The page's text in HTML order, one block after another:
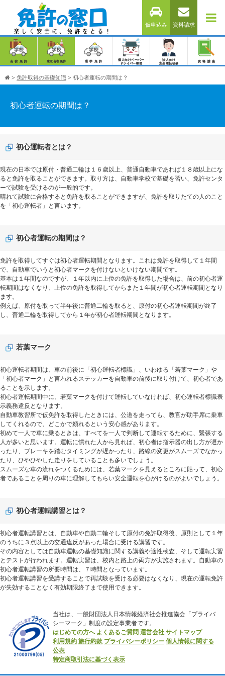
仮申込み 資料請求
合宿免許 東京合宿免許 通学免許
個人向けペーパー
ドライバー教習
法人向け
安全運転研修
資格講座
> 免許取得の基礎知識 > 初心者運転の期間は？
初心者運転の期間は？
初心運転者とは？
現在の日本では原付・普通二輪は１６歳以上、普通自動車であれば１８歳以上にな
ると免許を取ることができます。取り方は、自動車学校で基礎を習い、免許センタ
ーで試験を受けるのが一般的です。
晴れて試験に合格すると免許を取ることができますが、免許を取りたての人のこと
を「初心運転者」と言います。
初心者運転の期間は？
免許を取得してすぐは初心者運転期間となります。これは免許を取得して１年間
で、自動車でいうと初心者マークを付けないといけない期間です。
基本は１年間なのですが、１年以内に上位の免許を取得した場合は、前の初心者運
転期間はなくなり、上位の免許を取得してからまた１年間が初心者運転期間となり
ます。
例えば、原付を取って半年後に普通二輪を取ると、原付の初心者運転期間が終了
し、普通二輪を取得してから１年が初心者運転期間となります。
若葉マーク
初心運転者期間は、車の前後に「初心運転者標識」、いわゆる「若葉マーク」や
「初心者マーク」と言われるステッカーを自動車の前後に取り付けて、初心者であ
ることを示します。
初心者運転期間中に、若葉マークを付けて運転していなければ、初心運転者標識表
示義務違反となります。
自動車教習所で仮免許を取得したときには、公道を走っても、教官が助手席に乗車
してくれるので、どこかで頼れるという安心感があります。
初めて一人で車に乗るときは、すべてを一人で判断して運転するために、緊張する
人が多いと思います。運転に慣れた人から見れば、初心者は指示器の出し方が遅か
ったり、ブレーキを踏むタイミングが遅かったり、路線の変更がスムーズでなかっ
たり、ひやひやした走りをしていることも多いでしょう。
スムーズな車の流れをつくるためには、若葉マークを見えるところに貼って、初心
者であることを周りの車に理解してもらい安全運転を心がけるのがよいでしょう。
初心者運転講習とは？
初心者運転講習とは、自動車や自動二輪そして原付の免許取得後、原則として１年
のうちに３点以上の交通違反があった場合に受ける講習です。
その内容としては自動車運転の基礎知識に関する講義や適性検査、そして運転実習
とテストが行われます。運転実習は、校内と路上の両方が実施されます。自動車の
初心者運転講習の所要時間は、７時間となっています。
初心者運転講習を受講することで再試験を受ける必要はなくなり、現在の運転免許
が失効することなく有効期限終了まで使用できます。
当社は、一般財団法人日本情報経済社会推進協会「プライバ
シーマーク」制度の設定事業者です。
はじめての方へ よくあるご質問 運営会社サイトマップ
利用規約旅行約款 プライバシーポリシー個人情報に関する
公表
特定商取引法に基づく表示